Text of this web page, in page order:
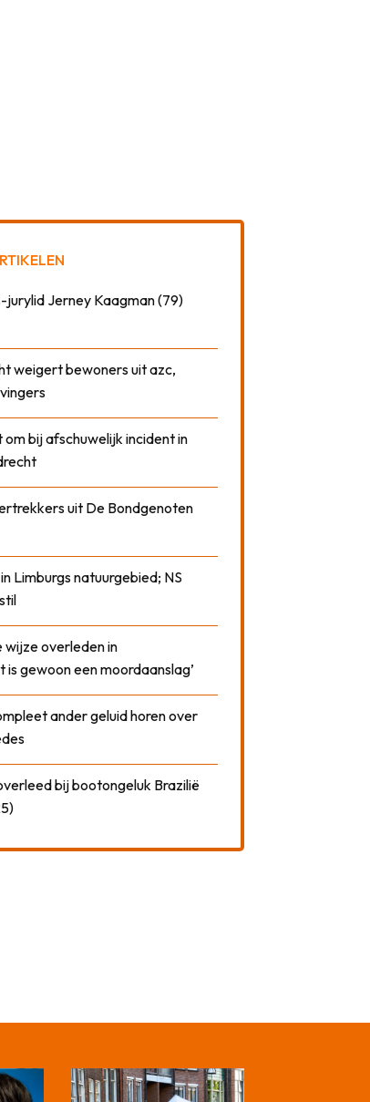
jurylid Jerney Kaagman (79)
weigert bewoners uit azc,
bij afschuwelijk incident in
uit De Bondgenoten
Limburgs natuurgebied; NS
wijze overleden in
is gewoon een moordaanslag’
ander geluid horen over
bij bootongeluk Brazilië